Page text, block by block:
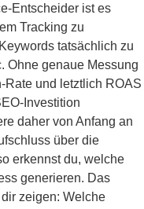
Entscheider ist es
Tracking zu
tatsächlich zu
Ohne genaue Messung
Rate und letztlich ROAS
Investition
daher von Anfang an
über die
erkennst du, welche
generieren. Das
zeigen: Welche